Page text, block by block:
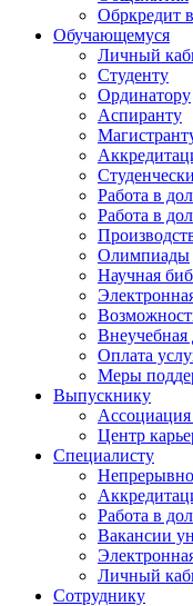
Обркредит
Обучающемуся
Личный
Студенту
Ординатору
Аспиранту
Работа в
Работа в
Олимпиады
Научная
Внеучебная
Оплата
Меры
Выпускнику
Центр
Специалисту
Работа в
Вакансии
Личный
Сотруднику